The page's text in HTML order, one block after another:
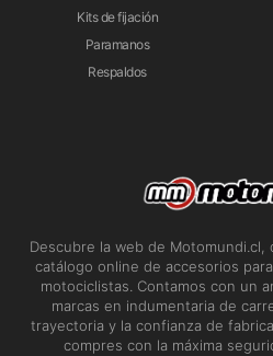
Kits de fijación
Paramanos
Respaldos
Descubre la web de
catálogo online de accesorios
motociclistas. Contamos con un
marcas en indumentaria de
trayectoria y la confianza de
compres con la máxima